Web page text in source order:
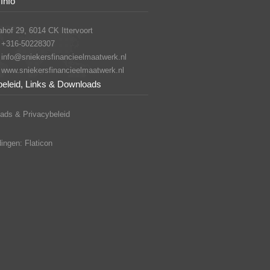
29, 6014 CK Ittervoort
+316-50228307
info@sniekersfinancieelmaatwerk.nl
www.sniekersfinancieelmaatwerk.nl
Links & Downloads
& Privacybeleid
Flaticon